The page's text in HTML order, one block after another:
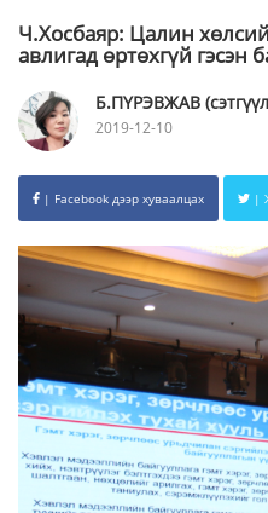
Ч.Хосбаяр: Цалин
авлигад өртөхгүй гэсэн
Б.ПҮРЭВЖАВ
2019-12-10
| Facebook дээр хуваалцах |